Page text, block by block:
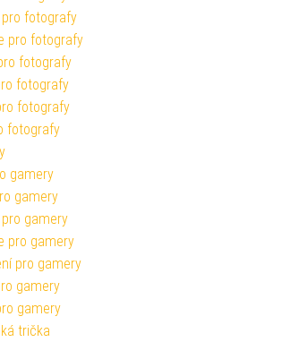
pro fotografy
pro fotografy
fotografy
fotografy
fotografy
fotografy
gamery
gamery
gamery
pro gamery
pro gamery
gamery
gamery
trička